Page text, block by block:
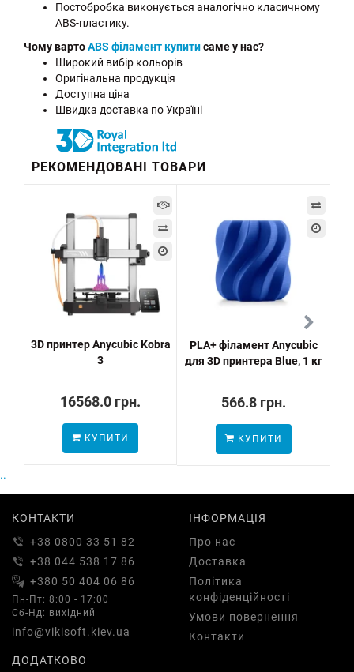
Постобробка виконується аналогічно класичному
ABS-пластику.
Чому вартоABS філамент купитисаме у нас?
Широкий вибір кольорів
Оригінальна продукція
Доступна ціна
Швидка доставка по Україні
РЕКОМЕНДОВАНІ ТОВАРИ
3D принтер Anycubic Kobra
3
16568.0 грн.
КУПИТИ
PLA+ філамент Anycubic
для 3D принтера Blue, 1 кг
566.8 грн.
КУПИТИ
..
КОНТАКТИ
+38 0800 33 51 82
+38 044 538 17 86
+380 50 404 06 86
Пн-Пт: 8:00 - 17:00
Сб-Нд: вихідний
info@vikisoft.kiev.ua
ІНФОРМАЦІЯ
Про нас
Доставка
Політика
конфіденційності
Умови повернення
Контакти
ДОДАТКОВО